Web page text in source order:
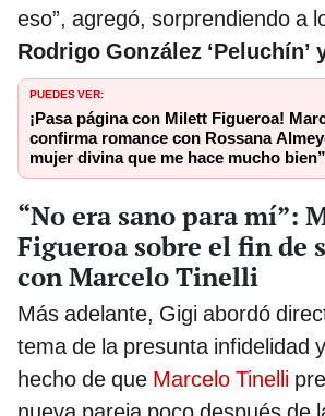
eso”, agregó, sorprendiendo a
Rodrigo González ‘Peluchín’
PUEDES VER:
¡Pasa página con Milett Figueroa!
confirma romance con Rossana
mujer divina que me hace mucho bien”
“No era sano para mí”:
Figueroa sobre el fin de
con Marcelo Tinelli
Más adelante, Gigi abordó
tema de la presunta infidelidad
hecho de que Marcelo Tinelli